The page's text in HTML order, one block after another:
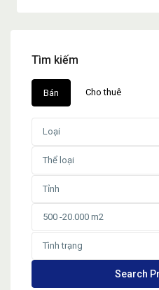
Tìm kiếm
Bán Cho thuê
Loại
Thể loại
Tỉnh
Tình trạng